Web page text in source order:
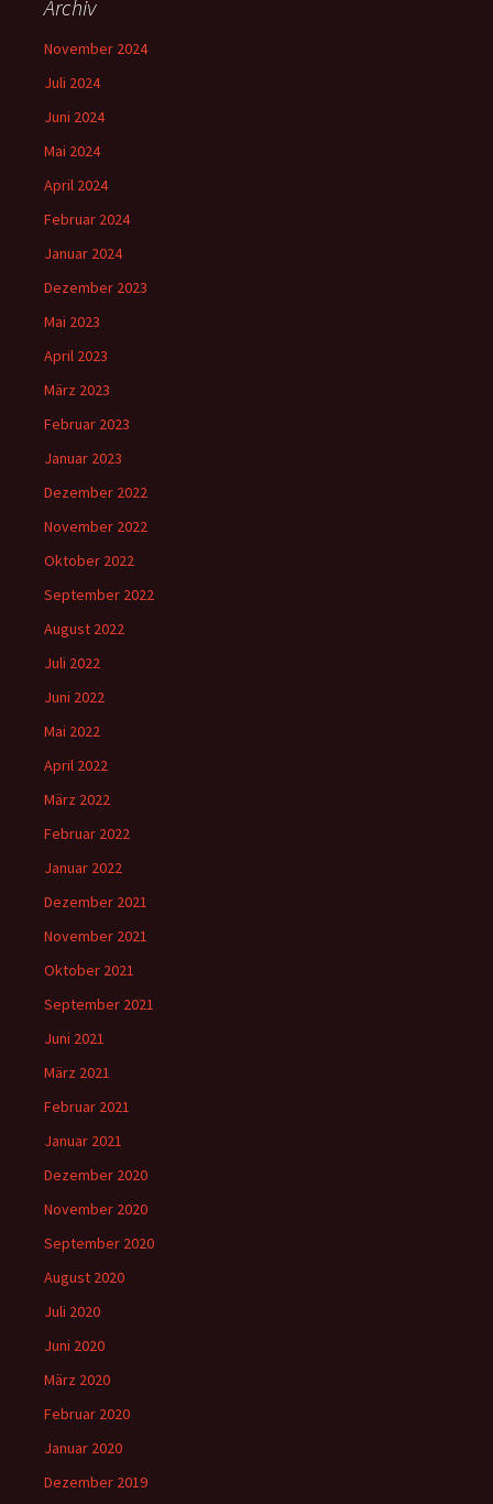
Archiv
November 2024
Juli 2024
Juni 2024
Mai 2024
April 2024
Februar 2024
Januar 2024
Dezember 2023
Mai 2023
April 2023
März 2023
Februar 2023
Januar 2023
Dezember 2022
November 2022
Oktober 2022
September 2022
August 2022
Juli 2022
Juni 2022
Mai 2022
April 2022
März 2022
Februar 2022
Januar 2022
Dezember 2021
November 2021
Oktober 2021
September 2021
Juni 2021
März 2021
Februar 2021
Januar 2021
Dezember 2020
November 2020
September 2020
August 2020
Juli 2020
Juni 2020
März 2020
Februar 2020
Januar 2020
Dezember 2019